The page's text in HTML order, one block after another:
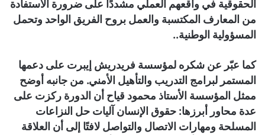
الحقوقية في واقعهم العملي مشددًا على ضرورة الاستفادة
من المعارف المكتسبة والعمل بروح الفريق الواحد وتحمل
المسؤولية الوطنية..
كما عبّر عن شكره لمؤسسة فريدريش إيبرت على دعمها
المستمر لبرامج التدريب والتأهيل الأمني. من جانبه أوضح
ممثل المؤسسة الأستاذ محمود قياح أن الدورة ركزت على
عدة محاور أبرزها: حقوق الإنسان آليات حل النزاعات
المسلحة ومهارات الاتصال والتواصل لافتًا إلى أن العلاقة